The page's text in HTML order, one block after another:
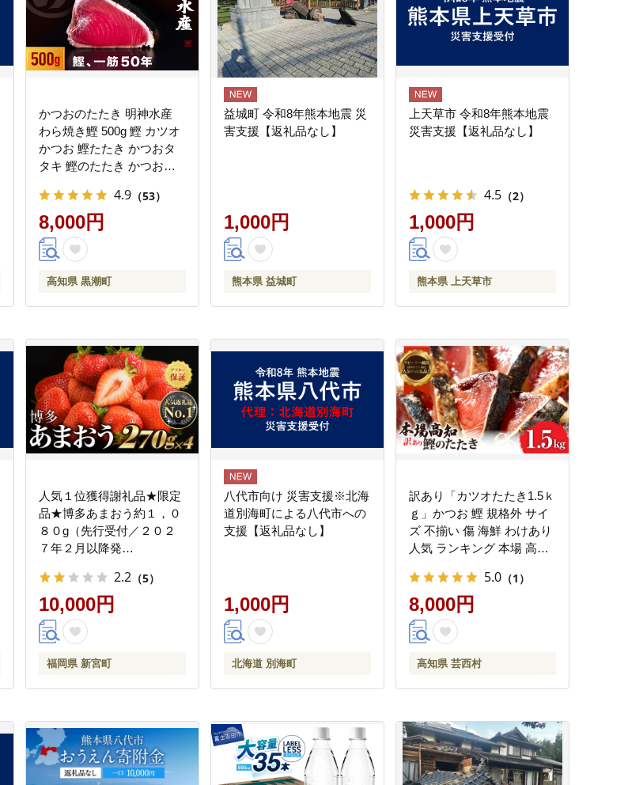
かつおのたたき 明神水産
わら焼き鰹 500g 鰹 カツオ
かつお 鰹たたき かつおタ
タキ 鰹のたたき かつおの
さかな 海鮮 刺身 お刺身 冷
凍 ご家庭用 グルメ 特産品
ご当地 本場 高知 黒潮町 ギ
フト 贈答品 人気 返礼品 ふ
産 土佐名物 高知県 高評価
食卓 ご飯のお供 父の日 ギ
4.9 （53）
8,000円
高知県 黒潮町
益城町 令和8年熊本地震 災
害支援【返礼品なし】
1,000円
熊本県 益城町
上天草市 令和8年熊本地震
災害支援【返礼品なし】
4.5 （2）
1,000円
熊本県 上天草市
人気１位獲得謝礼品★限定
品★博多あまおう約１，０
８０g（先行受付／２０２
７年２月以降発
2.2 （5）
10,000円
福岡県 新宮町
八代市向け 災害支援※北海
道別海町による八代市への
支援【返礼品なし】
1,000円
北海道 別海町
訳あり「カツオたたき1.5ｋ
ｇ」かつお 鰹 規格外 サイ
ズ 不揃い 傷 海鮮 わけあり
人気 ランキング 本場 高知
5.0 （1）
8,000円
高知県 芸西村